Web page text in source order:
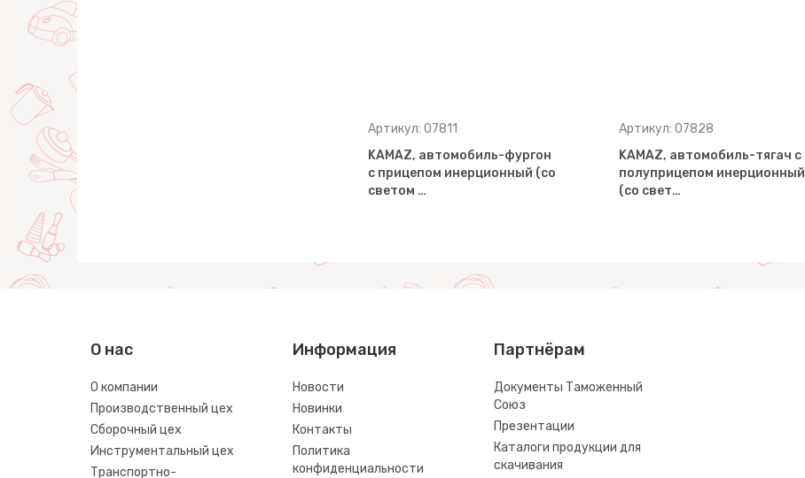
Артикул: 07811
KAMAZ, автомобиль-фургон
с прицепом инерционный (со
светом …
Артикул: 07828
KAMAZ, автомобиль-тягач с
полуприцепом инерционный
(со свет…
О нас
О компании
Производственный цех
Сборочный цех
Инструментальный цех
Транспортно-
Информация
Новости
Новинки
Контакты
Политика
конфиденциальности
Партнёрам
Документы Таможенный
Союз
Презентации
Каталоги продукции для
скачивания